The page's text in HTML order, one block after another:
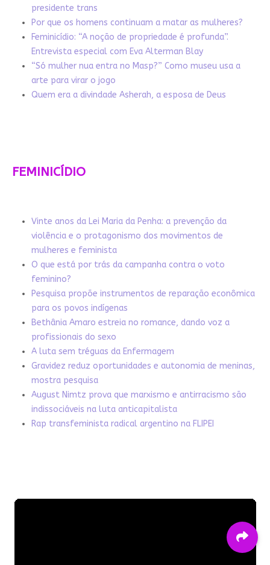
presidente trans
Por que os homens continuam a matar as mulheres?
Feminicídio: “A noção de propriedade é profunda”.
Entrevista especial com Eva Alterman Blay
“Só mulher nua entra no Masp?” Como museu usa a
arte para virar o jogo
Quem era a divindade Asherah, a esposa de Deus
FEMINICÍDIO
Vinte anos da Lei Maria da Penha: a prevenção da
violência e o protagonismo dos movimentos de
mulheres e feminista
O que está por trás da campanha contra o voto
feminino?
Pesquisa propõe instrumentos de reparação econômica
para os povos indígenas
Bethânia Amaro estreia no romance, dando voz a
profissionais do sexo
A luta sem tréguas da Enfermagem
Gravidez reduz oportunidades e autonomia de meninas,
mostra pesquisa
August Nimtz prova que marxismo e antirracismo são
indissociáveis na luta anticapitalista
Rap transfeminista radical argentino na FLIPEI